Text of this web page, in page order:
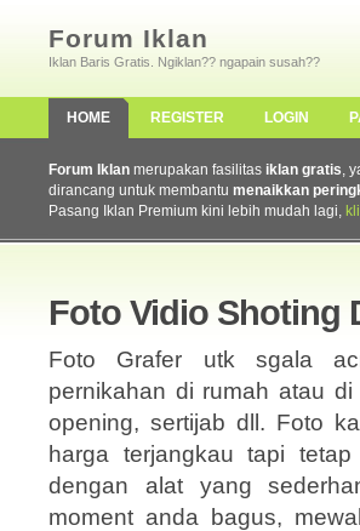
Forum Iklan
Iklan Baris Gratis. Ngiklan?? ngapain susah??
HOME REGISTER LOGIN
Forum Iklan merupakan fasilitas iklan gratis,
dirancang untuk membantu menaikkan
Pasang Iklan Premium kini lebih mudah lagi,
Foto Vidio Shoting
Foto Grafer utk sgala
pernikahan di rumah atau
opening, sertijab dll. Foto
harga terjangkau tapi
dengan alat yang
moment anda bagus,